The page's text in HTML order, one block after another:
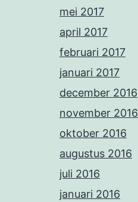
mei 2017
april 2017
februari 2017
januari 2017
december 2016
november 2016
oktober 2016
augustus 2016
juli 2016
januari 2016